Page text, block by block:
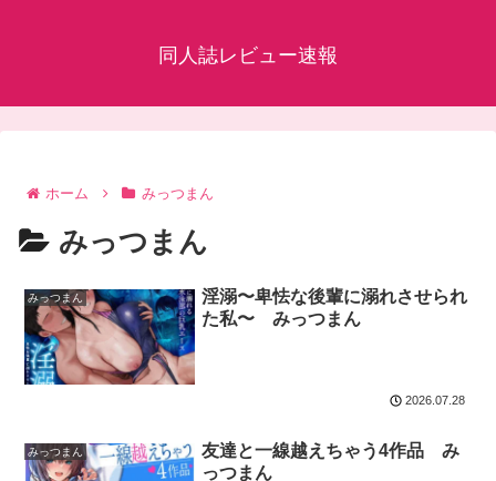
同人誌レビュー速報
ホーム みっつまん
みっつまん
みっつまん
淫溺〜卑怯な後輩に溺れさせられ
た私〜 みっつまん
2026.07.28
みっつまん
友達と一線越えちゃう4作品 み
っつまん